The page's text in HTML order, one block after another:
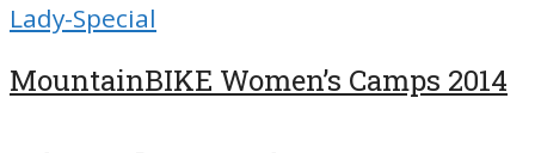
Lady-Special
MountainBIKE Women’s Camps 2014